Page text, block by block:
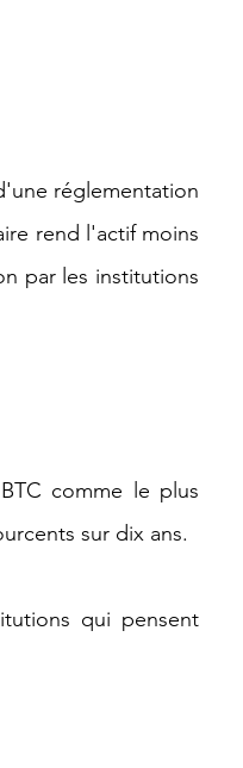
réglementation
rend l'actif moins
par les institutions
comme le plus
sur dix ans.
qui pensent